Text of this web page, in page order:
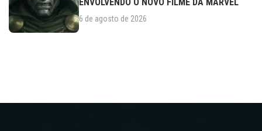
ENVOLVENDO O NOVO FILME DA MARVEL
6 de agosto de 2026